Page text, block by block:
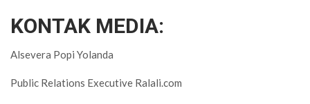
KONTAK MEDIA:
Alsevera Popi Yolanda
Public Relations Executive Ralali.com